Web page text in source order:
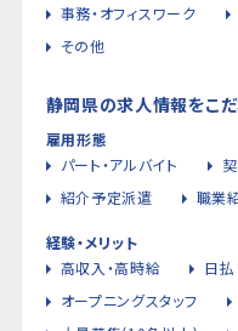
事務・オフィスワーク
その他
静岡県の求人情報をこ
雇用形態
パート・アルバイト
紹介予定派遣
職業
経験・メリット
高収入・高時給
日
オープニングスタッフ